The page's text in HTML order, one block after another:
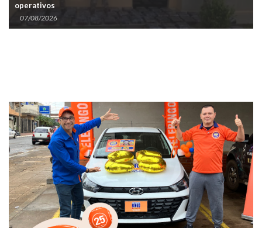
operativos
07/08/2026